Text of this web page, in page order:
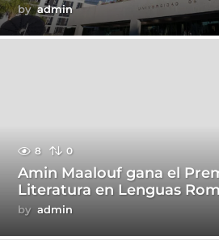
by admin
8 0
Amin Maalouf gana el
Literatura en Lenguas
by admin